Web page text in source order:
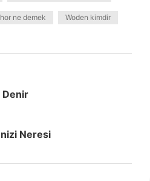
ne demek Woden kimdir
Denir
Neresi